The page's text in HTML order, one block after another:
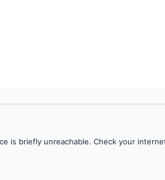
is briefly unreachable. Check your